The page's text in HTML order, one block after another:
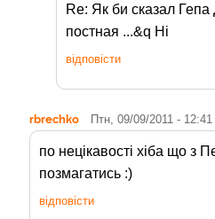
Re: Як би сказал
постная ...&q Ні
відповісти
rbrechko Птн, 09/09/2011 - 12:41
по нецікавості хіба що
позмагатись :)
відповісти